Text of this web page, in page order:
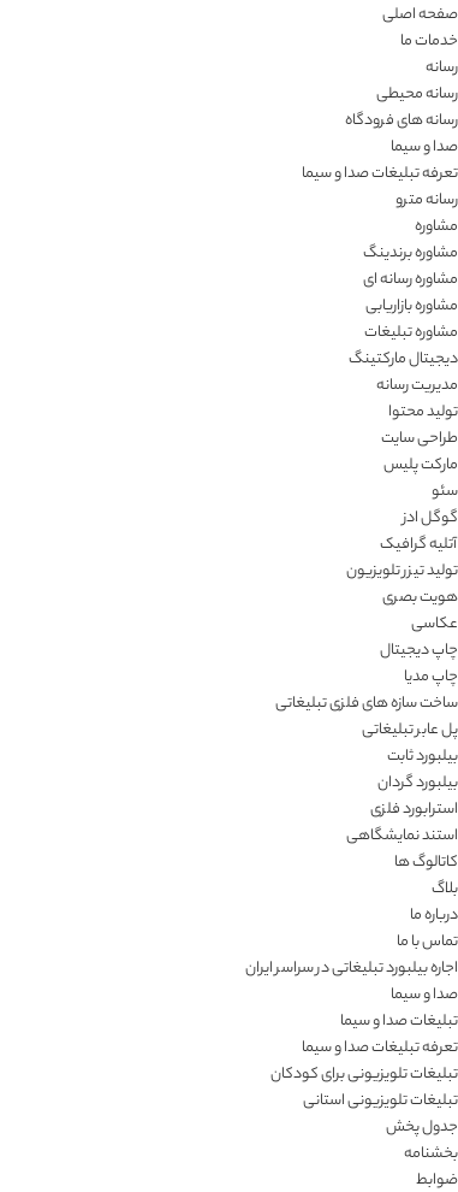
صفحه اصلی
خدمات ما
رسانه
رسانه محیطی
رسانه های فرودگاه
صدا و سیما
تعرفه تبلیغات صدا و سیما
رسانه مترو
مشاوره
مشاوره برندینگ
مشاوره رسانه ای
مشاوره بازاریابی
مشاوره تبلیغات
دیجیتال مارکتینگ
مدیریت رسانه
تولید محتوا
طراحی سایت
مارکت پلیس
سئو
گوگل ادز
آتلیه گرافیک
تولید تیزر تلویزیون
هویت بصری
عکاسی
چاپ دیجیتال
چاپ مدیا
ساخت سازه های فلزی تبلیغاتی
پل عابر تبلیغاتی
بیلبورد ثابت
بیلبورد گردان
استرابورد فلزی
استند نمایشگاهی
کاتالوگ ها
بلاگ
درباره ما
تماس با ما
اجاره بیلبورد تبلیغاتی در سراسر ایران
صدا و سیما
تبلیغات صدا و سیما
تعرفه تبلیغات صدا و سیما
تبلیغات تلویزیونی برای کودکان
تبلیغات تلویزیونی استانی
جدول پخش
بخشنامه
ضوابط